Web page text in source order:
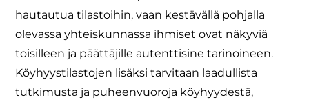
hautautua tilastoihin, vaan kestävällä pohjalla
olevassa yhteiskunnassa ihmiset ovat näkyviä
toisilleen ja päättäjille autenttisine tarinoineen.
Köyhyystilastojen lisäksi tarvitaan laadullista
tutkimusta ja puheenvuoroja köyhyydestä,